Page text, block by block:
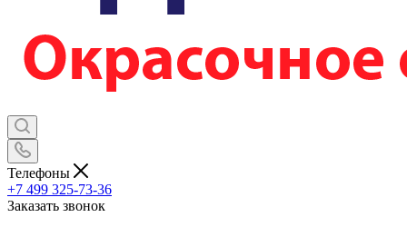
Телефоны
+7 499 325-73-36
Заказать звонок